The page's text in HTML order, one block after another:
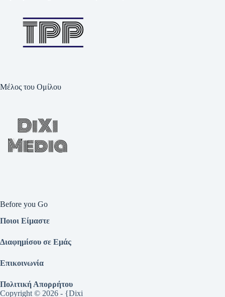
Μέλος του Ομίλου
Before you Go
Ποιοι Είμαστε
Διαφημίσου σε Εμάς
Επικοινωνία
Πολιτική Απορρήτου
Copyright © 2026 - {Dixi